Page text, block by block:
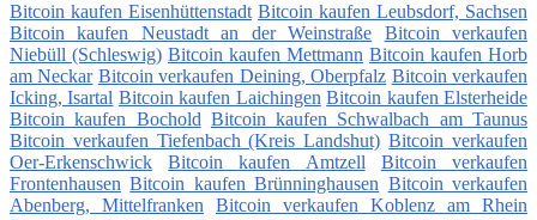
Bitcoin kaufen Eisenhüttenstadt Bitcoin kaufen Leubsdorf, Sachsen
Bitcoin kaufen Neustadt an der Weinstraße
Bitcoin verkaufen
Niebüll (Schleswig) Bitcoin kaufen Mettmann Bitcoin kaufen Horb
am Neckar Bitcoin verkaufen Deining, Oberpfalz Bitcoin verkaufen
Icking, Isartal Bitcoin kaufen Laichingen Bitcoin kaufen Elsterheide
Bitcoin kaufen Bochold Bitcoin kaufen Schwalbach am Taunus
Bitcoin verkaufen Tiefenbach (Kreis Landshut) Bitcoin verkaufen
Oer-Erkenschwick
Bitcoin kaufen Amtzell
Bitcoin verkaufen
Frontenhausen Bitcoin kaufen Brünninghausen Bitcoin verkaufen
Abenberg, Mittelfranken
Bitcoin verkaufen Koblenz am Rhein